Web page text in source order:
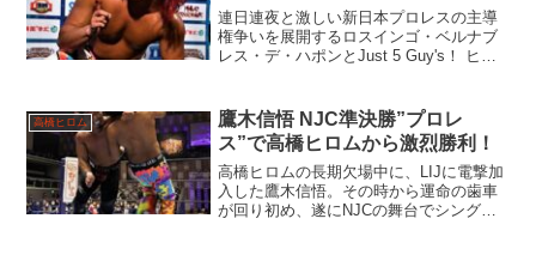
連日連夜と激しい新日本プロレスの主導
権争いを展開するロスインゴ・ベルナブ
レス・デ・ハポンとJust 5 Guy's！ ヒロ
高橋ヒロム
鷹木信悟 NJC準決勝”プロレ
ス”で高橋ヒロムから激烈勝利！
高橋ヒロムの長期欠場中に、LIJに電撃加
入した鷹木信悟。その時から運命の歯車
が回り初め、遂にNJCの舞台でシングル